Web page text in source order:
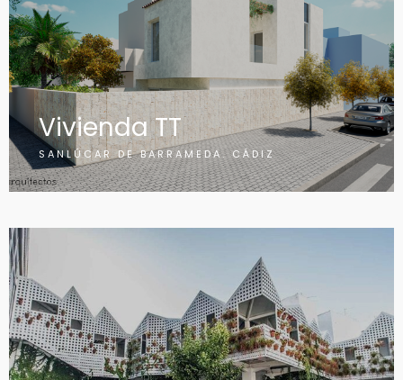
Vivienda TT
SANLÚCAR DE BARRAMEDA. CÁDIZ